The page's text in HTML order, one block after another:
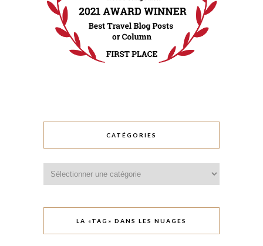
CATÉGORIES
LA «TAG» DANS LES NUAGES